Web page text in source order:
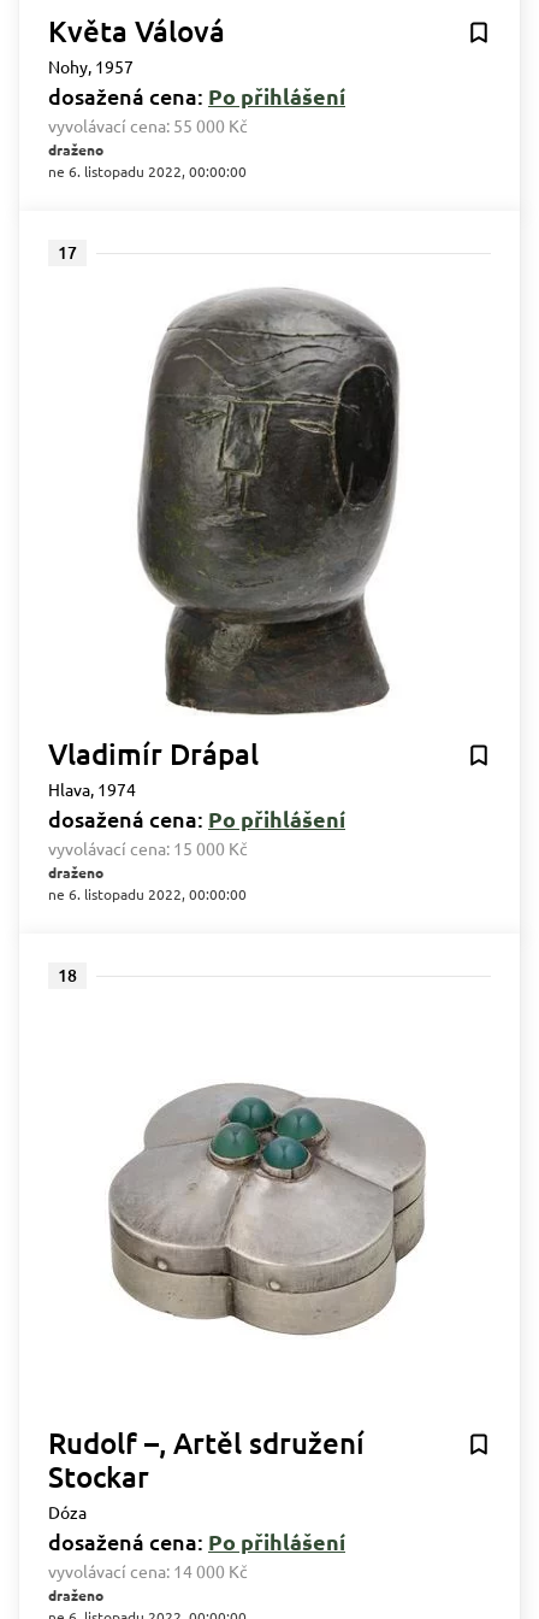
Květa Válová
Nohy, 1957
dosažená cena: Po přihlášení
vyvolávací cena: 55 000 Kč
draženo
ne 6. listopadu 2022, 00:00:00
17
Vladimír Drápal
Hlava, 1974
dosažená cena: Po přihlášení
vyvolávací cena: 15 000 Kč
draženo
ne 6. listopadu 2022, 00:00:00
18
Rudolf –, Artěl sdružení
Stockar
Dóza
dosažená cena: Po přihlášení
vyvolávací cena: 14 000 Kč
draženo